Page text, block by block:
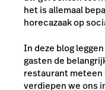
het is allemaal
horecazaak op
In deze blog
gasten de
restaurant meteen
verdiepen we ons